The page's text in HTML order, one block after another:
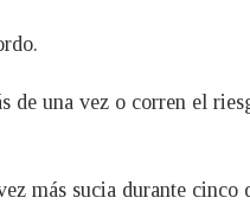
una vez o corren el
más sucia durante